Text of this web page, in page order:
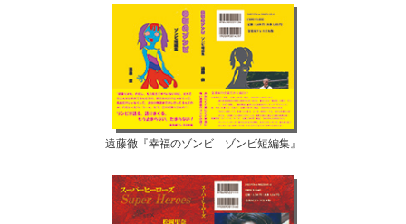
遠藤徹『幸福のゾンビ ゾンビ短編集』